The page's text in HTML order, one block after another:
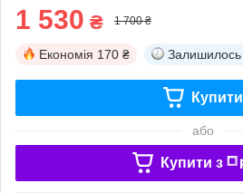
1 530 ₴ 1 700 ₴
Економія 170 ₴ Залишилось
Купити
або
Купити з